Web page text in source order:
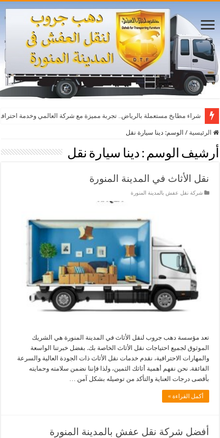
شراء مطابخ مستعملة بالرياض.. تجربة مميزة مع شركة العالمي وخدمة
الرئيسية / الوسم: دينا سيارة نقل
أرشيف الوسم : دينا سيارة نقل
نقل الأثاث في المدينة المنورة
شركة نقل عفش بالمدينة المنورة
تعد مؤسسة دهب جروب لنقل الأثاث في المدينة المنورة هي الشريك
الموثوق لجميع احتياجات نقل الأثاث الخاصة بك. بفضل خبرتنا الواسعة
والمهارات الاحترافية، نقدم خدمات نقل الأثاث ذات الجودة العالية والسرعة
الفائقة. نحن نفهم أهمية أثاثك الثمين، ولذا فإننا نضمن سلامته وحمايته
بأقصى درجات العناية والتأكد من توصيله بشكل آمن …
أكمل القراءة »
أفضل شركة نقل عفش بالمدينة المنورة